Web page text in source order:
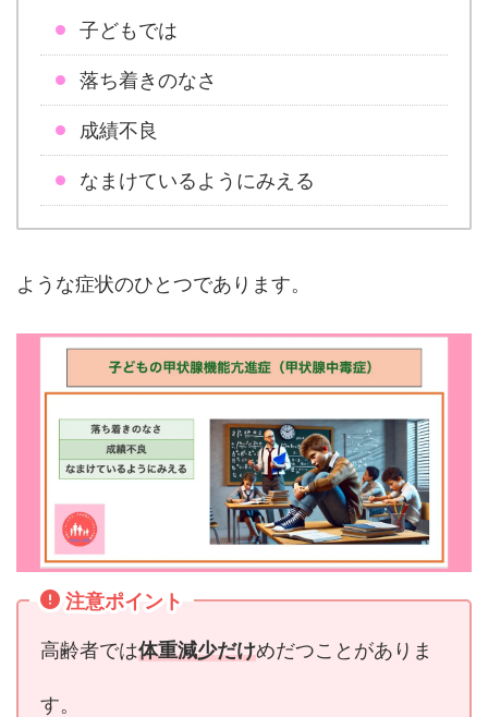
子どもでは
落ち着きのなさ
成績不良
なまけているようにみえる
ような症状のひとつであります。
注意ポイント
高齢者では体重減少だけめだつことがありま
す。